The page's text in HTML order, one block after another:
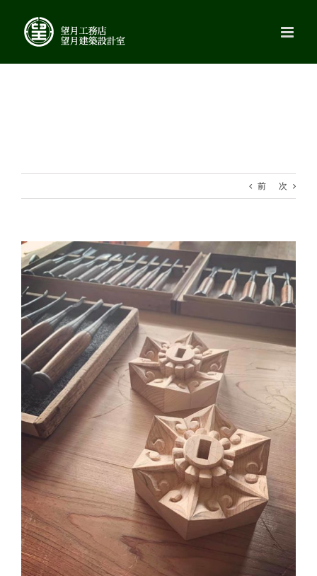
content
前 次
View
Larger
Image